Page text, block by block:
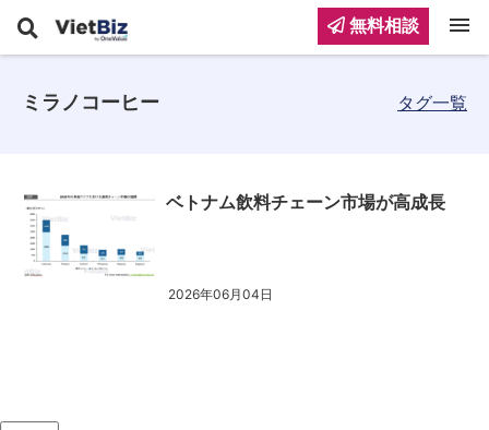
ミラノコーヒー タグ一覧
ベトナム飲料チェーン市場が高成長
2026年06月04日
無料相談 menu